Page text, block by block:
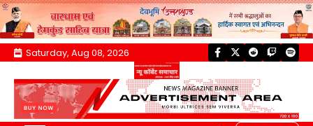
Skip
content
Saturday, Aug 08, 2026 facebook
twitterreddittwitch